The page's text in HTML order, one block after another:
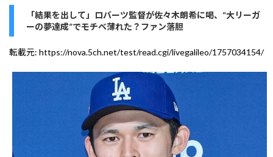
「結果を出して」ロバーツ監督が佐々木朗希に喝、“大リーガ
ーの夢達成”でモチベ薄れた？ファン落胆
転載元: https://nova.5ch.net/test/read.cgi/livegalileo/1757034154/